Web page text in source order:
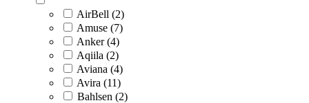
AirBell (2)
Amuse (7)
Anker (4)
Aqiila (2)
Aviana (4)
Avira (11)
Bahlsen (2)